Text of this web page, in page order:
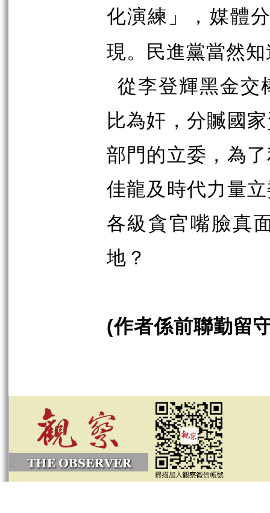
化演練」，媒體
現。民進黨當然
從李登輝黑金交
比為奸，分贓國
部門的立委，為
佳龍及時代力量
各級貪官嘴臉真
地？
(作者係前聯勤留